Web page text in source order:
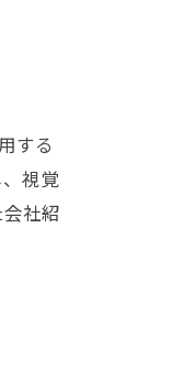
する
視覚
社紹